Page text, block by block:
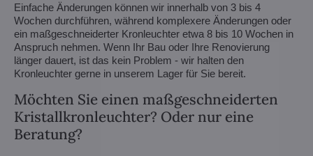
Einfache Änderungen können wir innerhalb von 3 bis 4
Wochen durchführen, während komplexere Änderungen oder
ein maßgeschneiderter Kronleuchter etwa 8 bis 10 Wochen in
Anspruch nehmen. Wenn Ihr Bau oder Ihre Renovierung
länger dauert, ist das kein Problem - wir halten den
Kronleuchter gerne in unserem Lager für Sie bereit.
Möchten Sie einen maßgeschneiderten
Kristallkronleuchter? Oder nur eine
Beratung?